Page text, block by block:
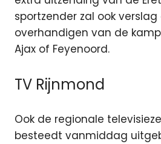
sportzender zal ook
overhandigen van de
Ajax of Feyenoord.
TV Rijnmond
Ook de regionale
besteedt vanmiddag